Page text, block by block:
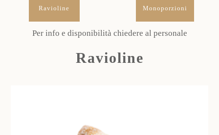
Ravioline Monoporzioni
Per info e disponibilità chiedere al personale
Ravioline